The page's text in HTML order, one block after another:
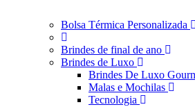
Bolsa Térmica Personalizada
Brindes de final de ano
Brindes de Luxo
Brindes De Luxo
Malas e Mochilas
Tecnologia